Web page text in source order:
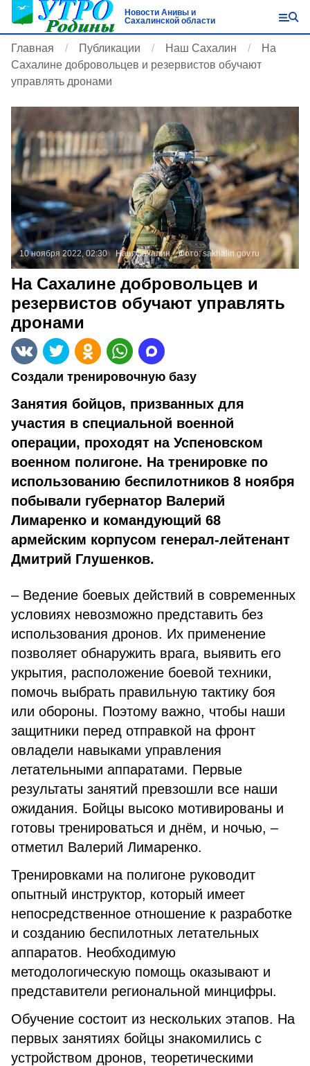
Новости Анивы и
Сахалинской области
Главная Публикации Наш Сахалин
На
Сахалине добровольцев и резервистов обучают
управлять дронами
10 ноября 2022, 02:30 Наш Сахалин Фото:sakhalin.gov.ru
На Сахалине добровольцев и
резервистов обучают управлять
дронами
Создали тренировочную базу
Занятия бойцов, призванных для
участия в специальной военной
операции, проходят на Успеновском
военном полигоне. На тренировке по
использованию беспилотников 8 ноября
побывали губернатор Валерий
Лимаренко и командующий 68
армейским корпусом генерал-лейтенант
Дмитрий Глушенков.
– Ведение боевых действий в современных
условиях невозможно представить без
использования дронов. Их применение
позволяет обнаружить врага, выявить его
укрытия, расположение боевой техники,
помочь выбрать правильную тактику боя
или обороны. Поэтому важно, чтобы наши
защитники перед отправкой на фронт
овладели навыками управления
летательными аппаратами. Первые
результаты занятий превзошли все наши
ожидания. Бойцы высоко мотивированы и
готовы тренироваться и днём, и ночью, –
отметил Валерий Лимаренко.
Тренировками на полигоне руководит
опытный инструктор, который имеет
непосредственное отношение к разработке
и созданию беспилотных летательных
аппаратов. Необходимую
методологическую помощь оказывают и
представители региональной минцифры.
Обучение состоит из нескольких этапов. На
первых занятиях бойцы знакомились с
устройством дронов, теоретическими